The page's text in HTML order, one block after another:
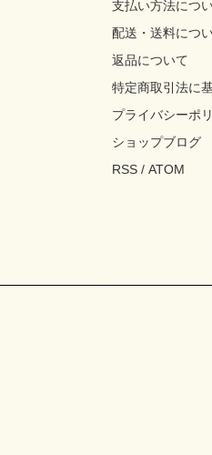
支払い方法につ
配送・送料につ
返品について
特定商取引法に
プライバシーポ
ショップブログ
RSS / ATOM